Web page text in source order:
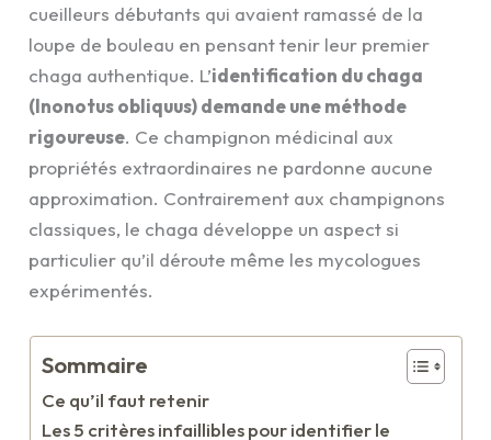
cueilleurs débutants qui avaient ramassé de la
loupe de bouleau en pensant tenir leur premier
chaga authentique. L’identification du chaga
(Inonotus obliquus) demande une méthode
rigoureuse. Ce champignon médicinal aux
propriétés extraordinaires ne pardonne aucune
approximation. Contrairement aux champignons
classiques, le chaga développe un aspect si
particulier qu’il déroute même les mycologues
expérimentés.
Sommaire
Ce qu’il faut retenir
Les 5 critères infaillibles pour identifier le